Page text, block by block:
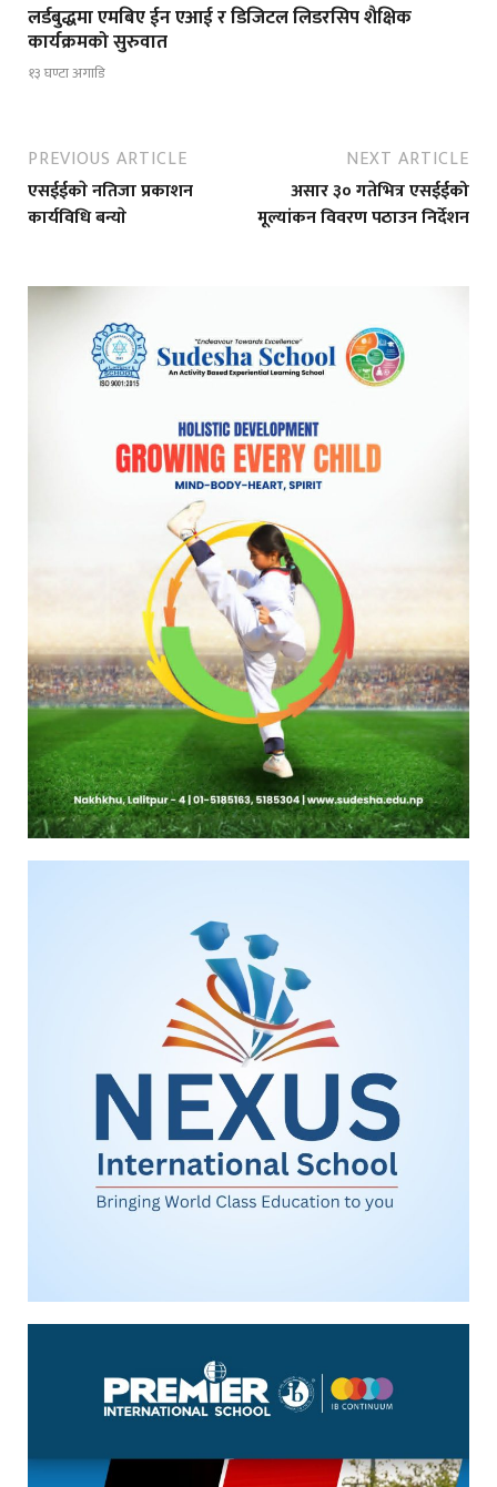
लर्डबुद्धमा एमबिए ईन एआई र डिजिटल लिडरसिप शैक्षिक
कार्यक्रमको सुरुवात
१३ घण्टा अगाडि
PREVIOUS ARTICLE
एसईईकाे नतिजा प्रकाशन
कार्यविधि बन्याे
NEXT ARTICLE
असार ३० गतेभित्र एसईईको
मूल्यांकन विवरण पठाउन निर्देशन